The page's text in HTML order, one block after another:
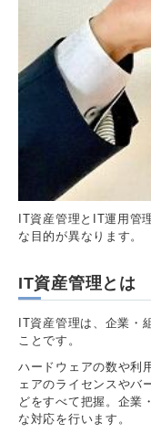
IT資産管理とIT運用管
な目的が異なります。
IT資産管理とは
IT資産管理は、企業・
ことです。
ハードウェアの数や利
ェアのライセンスやバ
どをすべて把握。企業
な対応を行います。